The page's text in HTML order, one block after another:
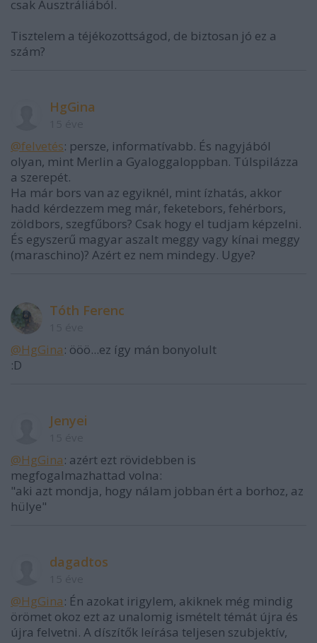
csak Ausztráliából.
Tisztelem a téjékozottságod, de biztosan jó ez a
szám?
HgGina
@felvetés: persze, informatívabb. És nagyjából
olyan, mint Merlin a Gyaloggaloppban. Túlspilázza
a szerepét.
Ha már bors van az egyiknél, mint ízhatás, akkor
hadd kérdezzem meg már, feketebors, fehérbors,
zöldbors, szegfűbors? Csak hogy el tudjam képzelni.
És egyszerű magyar aszalt meggy vagy kínai meggy
(maraschino)? Azért ez nem mindegy. Ugye?
Tóth Ferenc
@HgGina: ööö...ez így mán bonyolult
:D
Jenyei
@HgGina: azért ezt rövidebben is
megfogalmazhattad volna:
"aki azt mondja, hogy nálam jobban ért a borhoz, az
hülye"
dagadtos
@HgGina: Én azokat irigylem, akiknek még mindig
örömet okoz ezt az unalomig ismételt témát újra és
újra felvetni. A díszítők leírása teljesen szubjektív,